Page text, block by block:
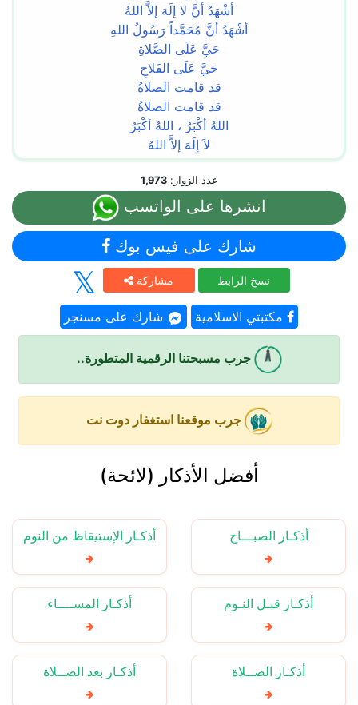
أشْهَدُ أنَّ لا إلَهَ إلاَّ اللهُ
أشْهَدُ أنَّ مُحَمَّداً رَسُولُ اللهِ
حَيَّ عَلَى الصَّلاةِ
حَيَّ عَلَى الفَلاحِ
قد قامت الصلاةُ
قد قامت الصلاةُ
اللهُ أكْبَرُ ، اللهُ أكْبَرُ
لاَ إلَهَ إلاَّ اللهُ
عدد الزوار:1,973
انشرها على الواتسب
شارك على فيس بوك
مشاركة نسخ الرابط
شارك على مسنجر مكتبتي الاسلامية
جرب مسبحتنا الرقمية المتطورة..
جرب موقعنا استغفار دوت نت
أفضل الأذكار (لائحة)
أذكـار الإستيقاظ من النوم أذكـار الصبـــاح
أذكـار المســــاء أذكـار قبـل النـوم
أذكـار بعد الصــلاة أذكـار الصــلاة